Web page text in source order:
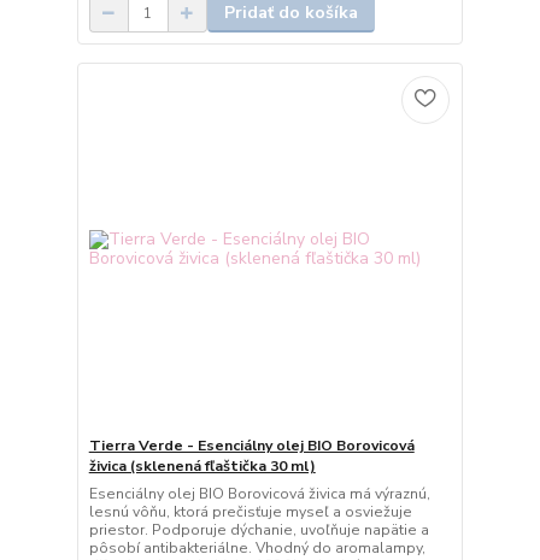
Pridať do košíka
Tierra Verde - Esenciálny olej BIO Borovicová
živica (sklenená fľaštička 30 ml)
Esenciálny olej BIO Borovicová živica má výraznú,
lesnú vôňu, ktorá prečisťuje myseľ a osviežuje
priestor. Podporuje dýchanie, uvoľňuje napätie a
pôsobí antibakteriálne. Vhodný do aromalampy,